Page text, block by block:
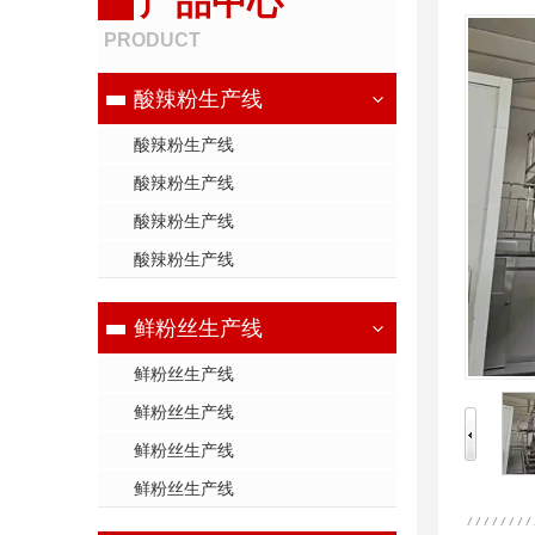
PRODUCT
酸辣粉生产线
酸辣粉生产线
酸辣粉生产线
酸辣粉生产线
酸辣粉生产线
鲜粉丝生产线
鲜粉丝生产线
鲜粉丝生产线
鲜粉丝生产线
鲜粉丝生产线